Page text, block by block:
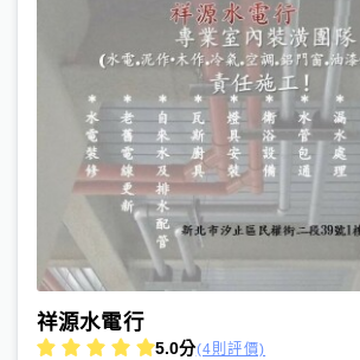
祥源水電行
5.0分(4則評價)